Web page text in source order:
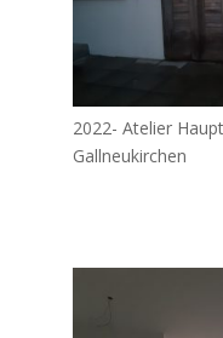
2022- Atelier
Gallneukirchen